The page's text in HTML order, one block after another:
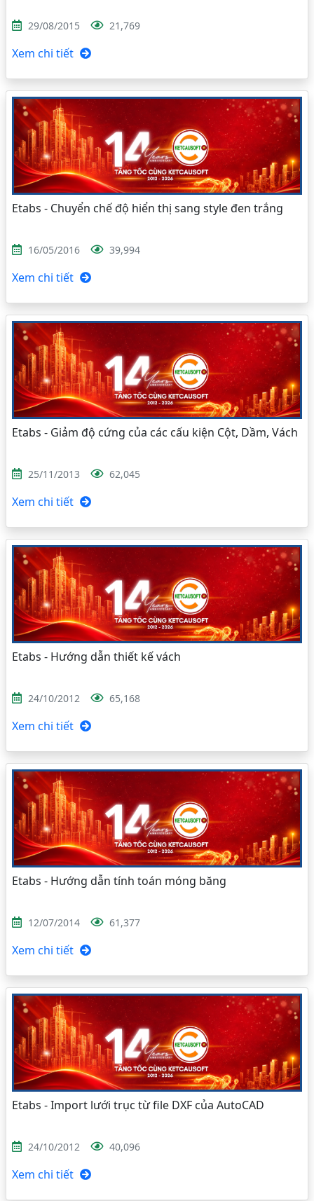
29/08/2015 21,769
Xem chi tiết
Etabs - Chuyển chế độ hiển thị sang style đen trắng
16/05/2016 39,994
Xem chi tiết
Etabs - Giảm độ cứng của các cấu kiện Cột, Dầm, Vách
25/11/2013 62,045
Xem chi tiết
Etabs - Hướng dẫn thiết kế vách
24/10/2012 65,168
Xem chi tiết
Etabs - Hướng dẫn tính toán móng băng
12/07/2014 61,377
Xem chi tiết
Etabs - Import lưới trục từ file DXF của AutoCAD
24/10/2012 40,096
Xem chi tiết